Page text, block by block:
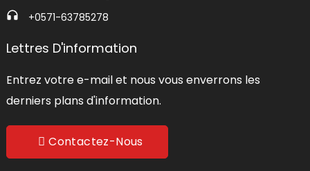
+0571-63785278
Lettres D'information
Entrez votre e-mail et nous vous enverrons les
derniers plans d'information.
Contactez-Nous